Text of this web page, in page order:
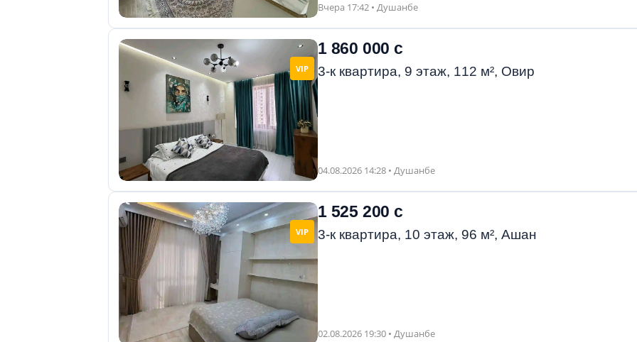
Вчера 17:42 • Душанбе
VIP
1 860 000 с
3-к квартира, 9 этаж, 112 м², Овир
04.08.2026 14:28 • Душанбе
VIP
1 525 200 с
3-к квартира, 10 этаж, 96 м², Ашан
02.08.2026 19:30 • Душанбе